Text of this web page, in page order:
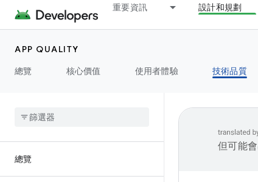
重要資訊 設計和規劃
APP QUALITY
總覽
核心價值 使用者體驗 技術品質
總覽
但可能會